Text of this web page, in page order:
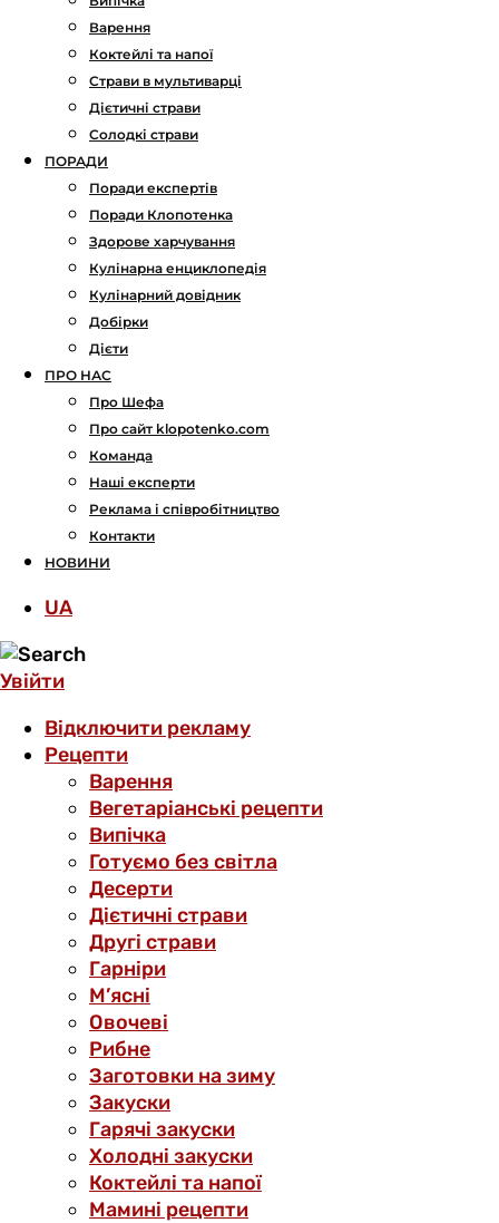
Варення
Коктейлі та напої
Страви в мультиварці
Дієтичні страви
Солодкі страви
ПОРАДИ
Поради експертів
Поради Клопотенка
Здорове харчування
Кулінарна енциклопедія
Кулінарний довідник
Добірки
Дієти
ПРО НАС
Про Шефа
Про сайт klopotenko.com
Команда
Наші експерти
Реклама і співробітництво
Контакти
НОВИНИ
UA
Увійти
Відключити рекламу
Рецепти
Варення
Вегетаріанські рецепти
Випічка
Готуємо без світла
Десерти
Дієтичні страви
Другі страви
Гарніри
М’ясні
Овочеві
Рибне
Заготовки на зиму
Закуски
Гарячі закуски
Холодні закуски
Коктейлі та напої
Мамині рецепти